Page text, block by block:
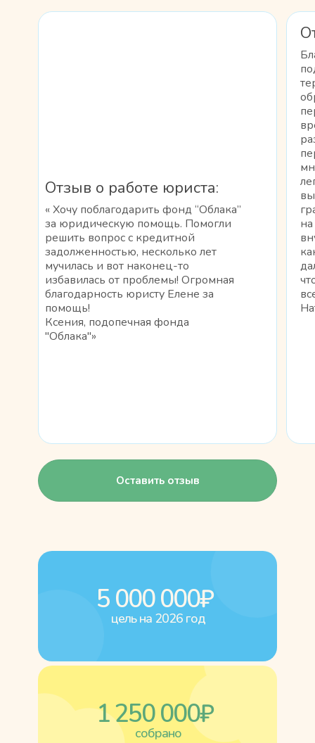
« Хочу поблагодарить фонд “Облака”
за юридическую помощь. Помогли
решить вопрос с кредитной
задолженностью, несколько лет
мучилась и вот наконец-то
избавилась от проблемы! Огромная
благодарность юристу Елене за
помощь!
Ксения, подопечная фонда
"Облака"»
Отзыв о работе юриста:
Оставить отзыв
собрано
1 250 000₽
цель на 2026 год
5 000 000₽